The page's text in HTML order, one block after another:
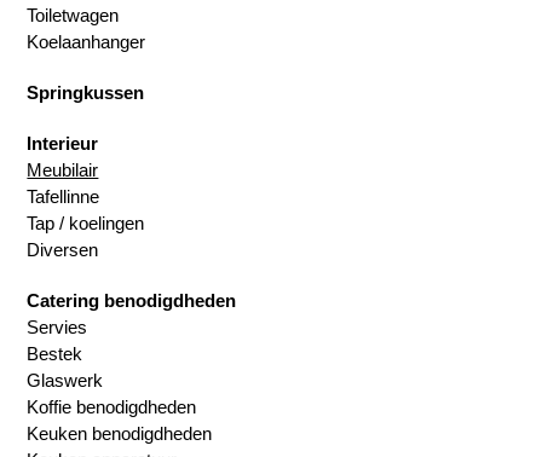
Toiletwagen
Koelaanhanger
Springkussen
Interieur
Meubilair
Tafellinne
Tap / koelingen
Diversen
Catering benodigdheden
Servies
Bestek
Glaswerk
Koffie benodigdheden
Keuken benodigdheden